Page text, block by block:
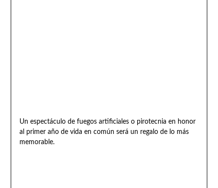
Un espectáculo de fuegos artificiales o pirotecnia en honor
al primer año de vida en común será un regalo de lo más
memorable.